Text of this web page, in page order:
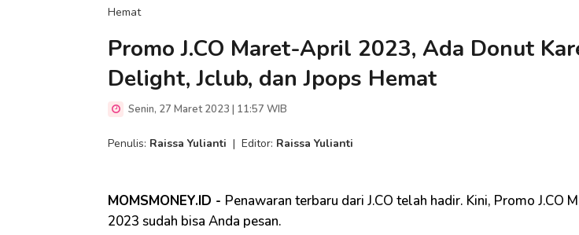
Hemat
Promo J.CO Maret-April 2023, Ada Donut
Delight, Jclub, dan Jpops Hemat
Senin, 27 Maret 2023 | 11:57 WIB
Penulis: Raissa Yulianti | Editor: Raissa Yulianti
MOMSMONEY.ID - Penawaran terbaru dari J.CO telah hadir. Kini, Promo J.CO
2023 sudah bisa Anda pesan.